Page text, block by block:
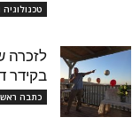
לזכרה
בקידר
כתבה